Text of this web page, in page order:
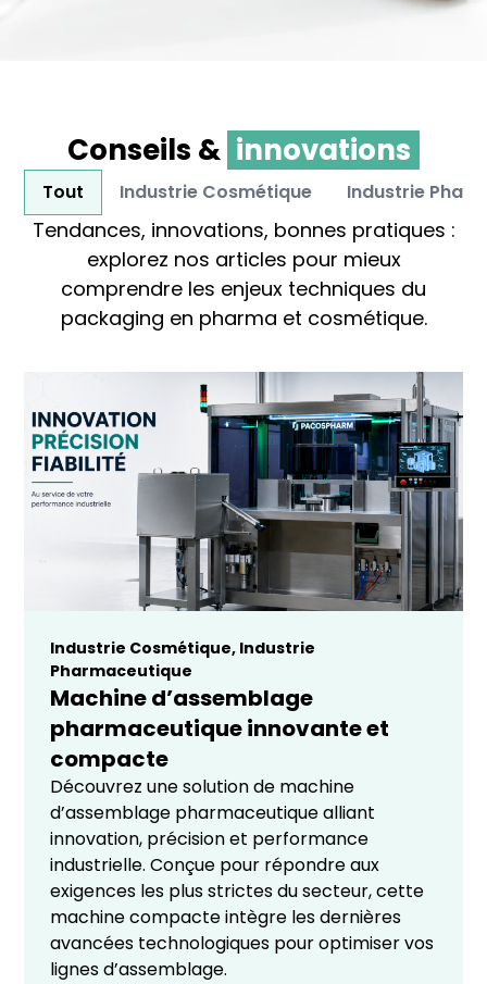
Conseils & innovations
Industrie Cosmétique Industrie
Tout
Tendances, innovations, bonnes pratiques :
explorez nos articles pour mieux
comprendre les enjeux techniques du
packaging en pharma et cosmétique.
Industrie Cosmétique, Industrie
Pharmaceutique
Machine d’assemblage
pharmaceutique innovante et
compacte
Découvrez une solution de machine
d’assemblage pharmaceutique alliant
innovation, précision et performance
industrielle. Conçue pour répondre aux
exigences les plus strictes du secteur, cette
machine compacte intègre les dernières
avancées technologiques pour optimiser vos
lignes d’assemblage.